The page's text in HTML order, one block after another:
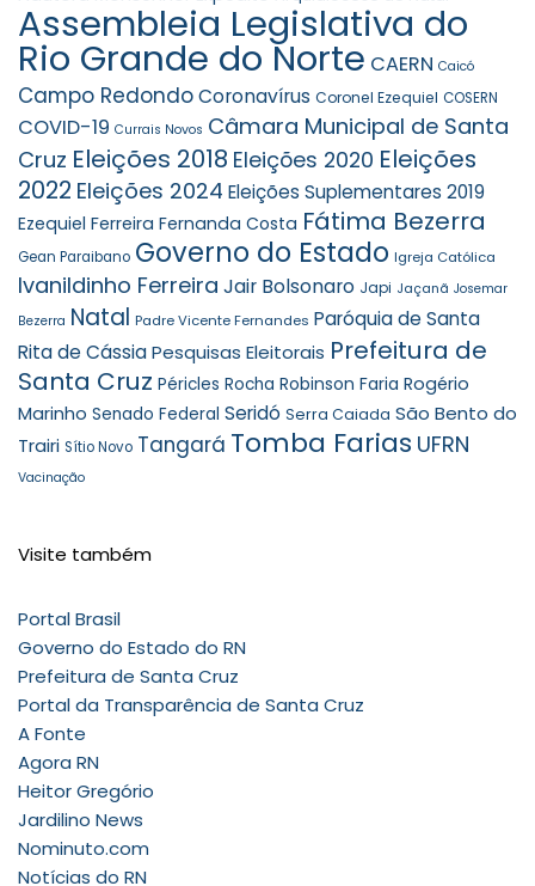
Assembleia Legislativa do
Rio Grande do Norte CAERN Caicó
Campo RedondoCoronavírus Coronel Ezequiel COSERN
COVID-19 Currais Novos Câmara Municipal de Santa
Cruz Eleições 2018 Eleições 2020 Eleições
2022 Eleições 2024 Eleições Suplementares 2019
Ezequiel Ferreira Fernanda Costa Fátima Bezerra
Gean Paraibano Governo do Estado Igreja Católica
Ivanildinho Ferreira Jair Bolsonaro Japi Jaçanã Josemar
Bezerra Natal Padre Vicente Fernandes Paróquia de Santa
Rita de CássiaPesquisas Eleitorais Prefeitura de
Santa Cruz Péricles Rocha Robinson Faria Rogério
Marinho Senado Federal Seridó Serra Caiada São Bento do
Trairi Sítio Novo Tangará Tomba Farias UFRN
Vacinação
Visite também
Portal Brasil
Governo do Estado do RN
Prefeitura de Santa Cruz
Portal da Transparência de Santa Cruz
A Fonte
Agora RN
Heitor Gregório
Jardilino News
Nominuto.com
Notícias do RN